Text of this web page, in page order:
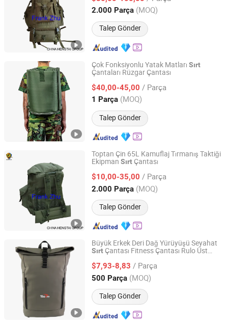
2.000 Parça (MOQ)
Talep Gönder
Tianjin, China Fiyat 2017
Çok Fonksiyonlu Yatak Matları Sırt
Çantaları Rüzgar Çantası
$40,00-45,00 / Parça
1 Parça (MOQ)
Talep Gönder
XIAMEN HIFA STONEXP CO., LTD.
Fujian, China Fiyat 2020
Toptan Çin 65L Kamuflaj Tırmanış Taktiği
Ekipman Sırt Çantası
$10,00-35,00 / Parça
2.000 Parça (MOQ)
Talep Gönder
CHINA HENGTAI GROUP CO., LIMITED
Tianjin, China Fiyat 2017
Büyük Erkek Deri Dağ Yürüyüşü Seyahat
Sırt Çantası Fitness Çantası Rulo Üst
$7,93-8,83 / Parça
500 Parça (MOQ)
Talep Gönder
Xiamen Rebons Import & Export Co., Ltd.
Fujian, China Fiyat 2016